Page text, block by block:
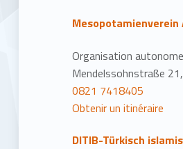
Mesopotamienverein
Organisation
Mendelssohnstraße
0821 7418405
Obtenir un itinéraire
DITIB-Türkisch